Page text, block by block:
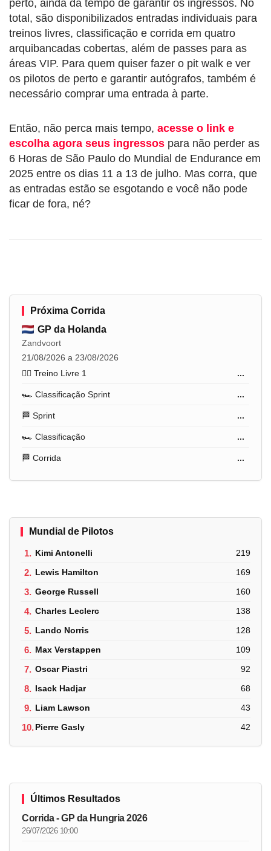
perto, ainda dá tempo de garantir os ingressos. No
total, são disponibilizados entradas individuais para
treinos livres, classificação e corrida em quatro
arquibancadas cobertas, além de passes para as
áreas VIP. Para quem quiser fazer o pit walk e ver
os pilotos de perto e garantir autógrafos, também é
necessário comprar uma entrada à parte.
Então, não perca mais tempo, acesse o link e
escolha agora seus ingressos para não perder as
6 Horas de São Paulo do Mundial de Endurance em
2025 entre os dias 11 a 13 de julho. Mas corra, que
as entradas estão se esgotando e você não pode
ficar de fora, né?
Próxima Corrida
GP da Holanda
Zandvoort
21/08/2026 a 23/08/2026
🏋️‍♂️ Treino Livre 1
...
🏎️ Classificação Sprint ...
🏁 Sprint ...
🏎️ Classificação ...
🏁 Corrida ...
Mundial de Pilotos
1. Kimi Antonelli 219
2. Lewis Hamilton 169
3. George Russell 160
4. Charles Leclerc 138
5. Lando Norris 128
6. Max Verstappen 109
7. Oscar Piastri 92
8. Isack Hadjar 68
9. Liam Lawson 43
10.Pierre Gasly 42
Últimos Resultados
Corrida - GP da Hungria 2026
26/07/2026 10:00